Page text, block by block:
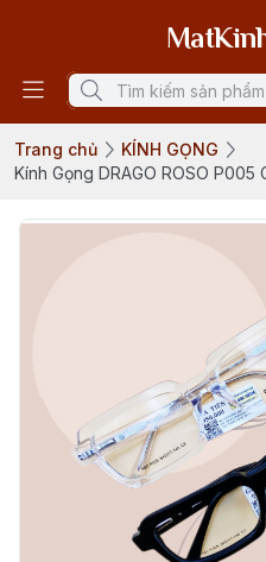
Trang chủ
KÍNH GỌNG
Kính Gọng DRAGO ROSO P005